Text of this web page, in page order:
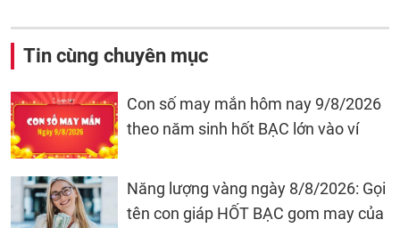
Tin cùng chuyên mục
Con số may mắn hôm nay 9/8/2026
theo năm sinh hốt BẠC lớn vào ví
Năng lượng vàng ngày 8/8/2026: Gọi
tên con giáp HỐT BẠC gom may của